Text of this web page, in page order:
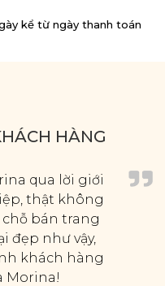
kể từ ngày thanh toán
HÀNG
qua lời giới
thật không
chỗ bán trang
đẹp như vậy,
khách hàng
Morina!